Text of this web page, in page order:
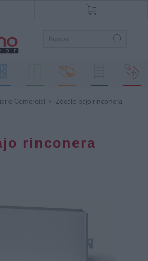
Comercial > Zócalo bajo rinconera
rinconera